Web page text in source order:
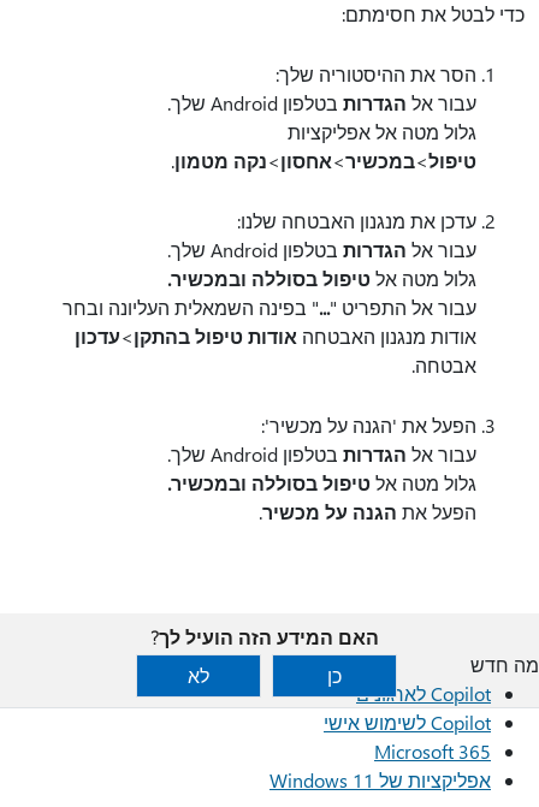
כדי לבטל את חסימתם:
הסר את ההיסטוריה שלך:
עבור אל הגדרות בטלפון Android שלך.
גלול מטה אל אפליקציות
טיפול>במכשיר>אחסון>נקה מטמון.
עדכן את מנגנון האבטחה שלנו:
עבור אל הגדרות בטלפון Android שלך.
גלול מטה אלטיפול בסוללה ובמכשיר.
עבור אל התפריט "..." בפינה השמאלית העליונה ובחר
אודות מנגנון האבטחה אודות טיפול בהתקן>עדכון
אבטחה.
הפעל את 'הגנה על מכשיר':
עבור אל הגדרות בטלפון Android שלך.
גלול מטה אלטיפול בסוללה ובמכשיר.
הפעל את הגנה על מכשיר.
האם המידע הזה הועיל לך?
כן
לא
מה חדש
Copilot לארגונים
Copilot לשימוש אישי
Microsoft 365
אפליקציות של Windows 11‏